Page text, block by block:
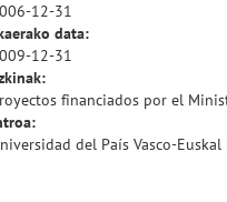
12-31
data:
12-31
financiados por el
del País Vasco-